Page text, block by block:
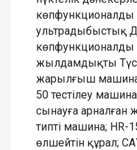
көпфункционалды
ультрадыбыстық
көпфункционалды
жылдамдықты
жарылғыш машина
50 тестілеу
сынауға арналған
типті машина;
өлшейтін құрал;